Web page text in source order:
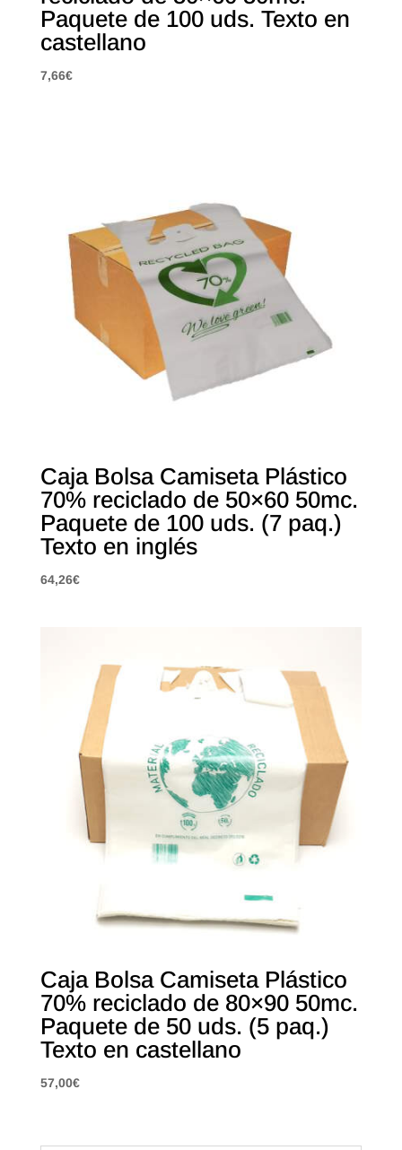
Paquete de 100 uds. Texto en
castellano
7,66€
Caja Bolsa Camiseta Plástico
70% reciclado de 50×60 50mc.
Paquete de 100 uds. (7 paq.)
Texto en inglés
64,26€
Caja Bolsa Camiseta Plástico
70% reciclado de 80×90 50mc.
Paquete de 50 uds. (5 paq.)
Texto en castellano
57,00€